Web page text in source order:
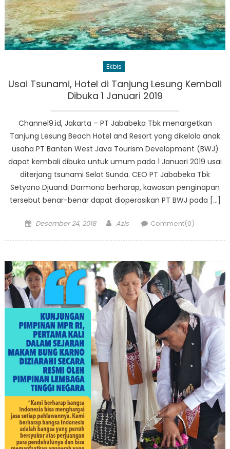
Ekbis
Usai Tsunami, Hotel di Tanjung Lesung Kembali
Dibuka 1 Januari 2019
Channel9.id, Jakarta – PT Jababeka Tbk menargetkan
Tanjung Lesung Beach Hotel and Resort yang dikelola anak
usaha PT Banten West Java Tourism Development (BWJ)
dapat kembali dibuka untuk umum pada 1 Januari 2019 usai
diterjang tsunami Selat Sunda. CEO PT Jababeka Tbk
Setyono Djuandi Darmono berharap, kawasan penginapan
tersebut benar-benar dapat dioperasikan PT BWJ pada […]
Posted
Desember 24, 2018 Author
Azis Comment(0)